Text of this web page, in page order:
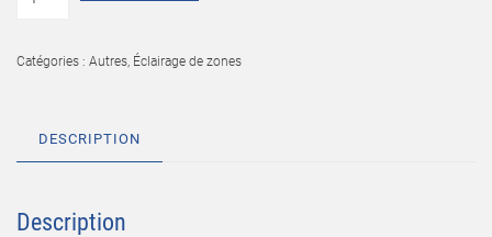
Catégories : Autres Éclairage de zones
DESCRIPTION
Description